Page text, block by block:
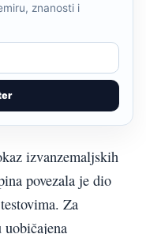
znanosti i
izvanzemaljskih
povezala je dio
Za